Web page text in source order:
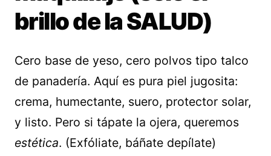
brillo de la SALUD)
Cero base de yeso, cero polvos tipo talco
de panadería. Aquí es pura piel jugosita:
crema, humectante, suero, protector solar,
y listo. Pero si tápate la ojera, queremos
estética. (Exfóliate, báñate depílate)